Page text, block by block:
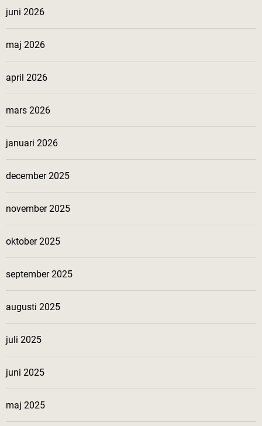
juni 2026
maj 2026
april 2026
mars 2026
januari 2026
december 2025
november 2025
oktober 2025
september 2025
augusti 2025
juli 2025
juni 2025
maj 2025